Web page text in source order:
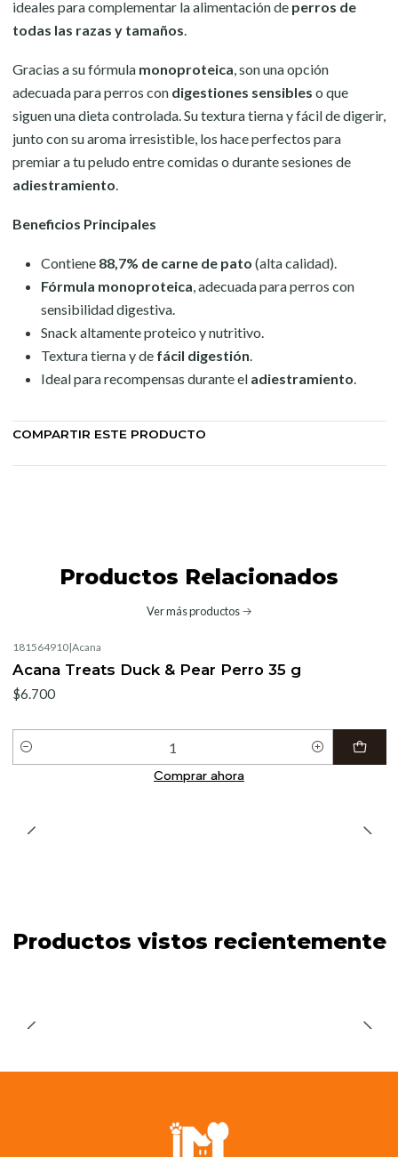
ideales para complementar la alimentación de perros de
todas las razas y tamaños.
Gracias a su fórmula monoproteica, son una opción
adecuada para perros con digestiones sensibles o que
siguen una dieta controlada. Su textura tierna y fácil de digerir,
junto con su aroma irresistible, los hace perfectos para
premiar a tu peludo entre comidas o durante sesiones de
adiestramiento.
Beneficios Principales
Contiene 88,7% de carne de pato (alta calidad).
Fórmula monoproteica, adecuada para perros con
sensibilidad digestiva.
Snack altamente proteico y nutritivo.
Textura tierna y de fácil digestión.
Ideal para recompensas durante el adiestramiento.
COMPARTIR ESTE PRODUCTO
Productos Relacionados
Ver más productos
181564910|Acana
Acana Treats Duck & Pear Perro 35 g
$6.700
Cantidad
Comprar ahora
Productos vistos recientemente